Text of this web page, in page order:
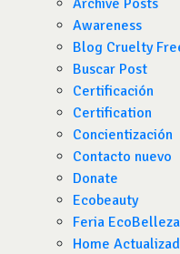
Archive Posts
Awareness
Blog Cruelty
Buscar Post
Certificación
Certification
Concientización
Contacto nuevo
Donate
Ecobeauty
Feria EcoBelleza
Home